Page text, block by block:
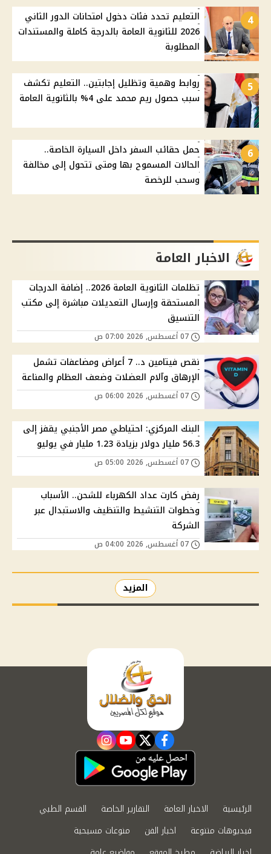
4
التعليم تحدد فئات دخول امتحانات الدور الثاني
2026 للثانوية العامة بالدرجة كاملة والمستندات
المطلوبة
5
روابط وهمية وتظليل إجابتين.. التعليم تكشف
سبب حصول ريم محمد على 4% بالثانوية العامة
6
حمل حقائب السفر داخل السيارة الخاصة..
الحالات المسموح بها ومتى تتحول إلى مخالفة
وسحب للرخصة
الاخبار العامة
تظلمات الثانوية العامة 2026.. إضافة الدرجات
المستحقة وإرسال التعديلات مباشرة إلى مكتب
التنسيق
نقص فيتامين د.. 7 أعراض ومضاعفات تشمل
الإرهاق وآلام العضلات وضعف العظام والمناعة
البنك المركزي: احتياطي مصر الأجنبي يقفز إلى
56.3 مليار دولار بزيادة 1.23 مليار في يوليو
رفض كارت عداد الكهرباء للشحن.. الأسباب
وخطوات التنشيط والتنظيف والاستبدال عبر
الشركة
المزيد
facebook
twitter
youtube
instagram
الرئيسية الاخبار العامة التقارير الخاصة
القسم الطبي
فيديوهات متنوعة
اخبار الفن
منوعات مسيحية